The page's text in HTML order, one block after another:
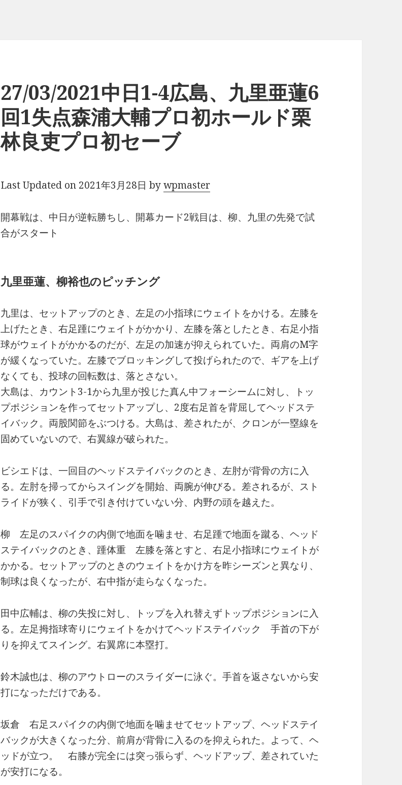
27/03/2021中日1-4広島、九里亜蓮6
回1失点森浦大輔プロ初ホールド栗
林良吏プロ初セーブ
Last Updated on 2021年3月28日 bywpmaster
開幕戦は、中日が逆転勝ちし、開幕カード2戦目は、柳、九里の先発で試
合がスタート
九里亜蓮、柳裕也のピッチング
九里は、セットアップのとき、左足の小指球にウェイトをかける。左膝を
上げたとき、右足踵にウェイトがかかり、左膝を落としたとき、右足小指
球がウェイトがかかるのだが、左足の加速が抑えられていた。両肩のM字
が緩くなっていた。左膝でブロッキングして投げられたので、ギアを上げ
なくても、投球の回転数は、落とさない。
大島は、カウント3-1から九里が投じた真ん中フォーシームに対し、トッ
プポジションを作ってセットアップし、2度右足首を背屈してヘッドステ
イバック。両股関節をぶつける。大島は、差されたが、クロンが一塁線を
固めていないので、右翼線が破られた。
ビシエドは、一回目のヘッドステイバックのとき、左肘が背骨の方に入
る。左肘を掃ってからスイングを開始、両腕が伸びる。差されるが、スト
ライドが狭く、引手で引き付けていない分、内野の頭を越えた。
柳 左足のスパイクの内側で地面を噛ませ、右足踵で地面を蹴る、ヘッド
ステイバックのとき、踵体重 左膝を落とすと、右足小指球にウェイトが
かかる。セットアップのときのウェイトをかけ方を昨シーズンと異なり、
制球は良くなったが、右中指が走らなくなった。
田中広輔は、柳の失投に対し、トップを入れ替えずトップポジションに入
る。左足拇指球寄りにウェイトをかけてヘッドステイバック 手首の下が
りを抑えてスイング。右翼席に本塁打。
鈴木誠也は、柳のアウトローのスライダーに泳ぐ。手首を返さないから安
打になっただけである。
坂倉 右足スパイクの内側で地面を噛ませてセットアップ、ヘッドステイ
バックが大きくなった分、前肩が背骨に入るのを抑えられた。よって、ヘ
ッドが立つ。 右膝が完全には突っ張らず、ヘッドアップ、差されていた
が安打になる。